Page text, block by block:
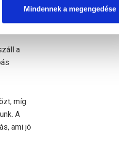
Mindennek a megengedése
a
míg
A
ami jó